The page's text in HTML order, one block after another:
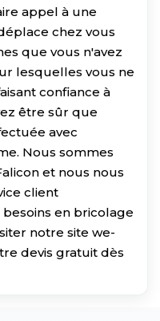
appel à une
chez vous
que vous n'avez
lesquelles vous ne
confiance à
être sûr que
avec
Nous sommes
et nous nous
client
en bricolage
notre site we-
devis gratuit dès